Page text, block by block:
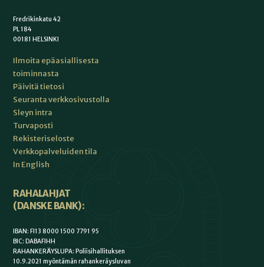
Fredrikinkatu 42
PL 184
00181 HELSINKI
Ilmoita epäasiallisesta
toiminnasta
Päivitä tietosi
Seuranta verkkosivustolla
Sleyn intra
Turvaposti
Rekisteriseloste
Verkkopalveluiden tila
In English
RAHALAHJAT
(DANSKE BANK):
IBAN: FI13 8000 1500 7791 95
BIC: DABAFIHH
RAHANKERÄYSLUPA: Poliisihallituksen
10.9.2021 myöntämän rahankeräysluvan